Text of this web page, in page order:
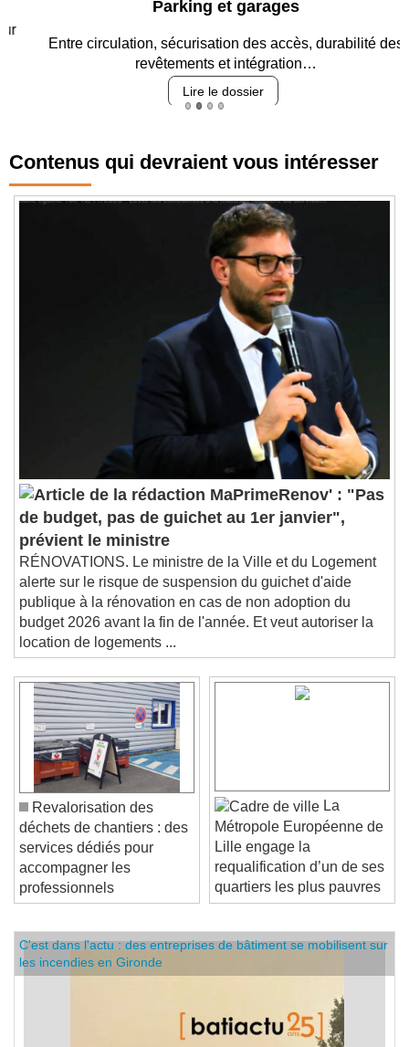
Parking et garages
Entre circulation, sécurisation des accès, durabilité des
revêtements et intégration…
Lire le dossier
Contenus qui devraient vous intéresser
MaPrimeRenov' : "Pas
de budget, pas de guichet au 1er janvier",
prévient le ministre
RÉNOVATIONS. Le ministre de la Ville et du Logement
alerte sur le risque de suspension du guichet d'aide
publique à la rénovation en cas de non adoption du
budget 2026 avant la fin de l'année. Et veut autoriser la
location de logements ...
Revalorisation des
déchets de chantiers : des
services dédiés pour
accompagner les
professionnels
La
Métropole Européenne de
Lille engage la
requalification d’un de ses
quartiers les plus pauvres
C'est dans l'actu : des entreprises de bâtiment se mobilisent sur
les incendies en Gironde